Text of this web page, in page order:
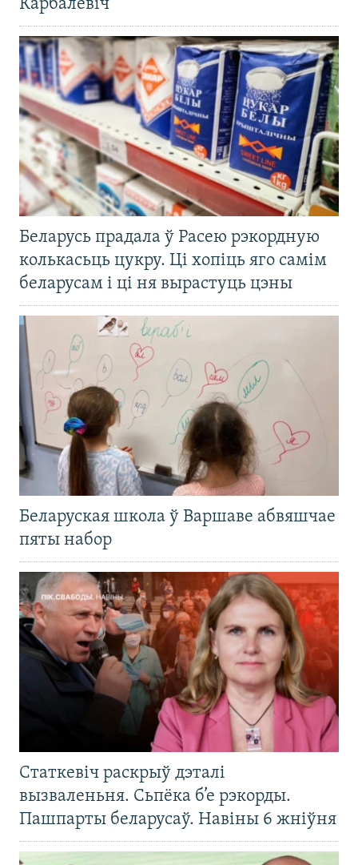
Карбалевіч
Беларусь прадала ў Расею рэкордную
колькасьць цукру. Ці хопіць яго самім
беларусам і ці ня вырастуць цэны
Беларуская школа ў Варшаве абвяшчае
пяты набор
Статкевіч раскрыў дэталі
вызваленьня. Сьпёка б’е рэкорды.
Пашпарты беларусаў. Навіны 6 жніўня